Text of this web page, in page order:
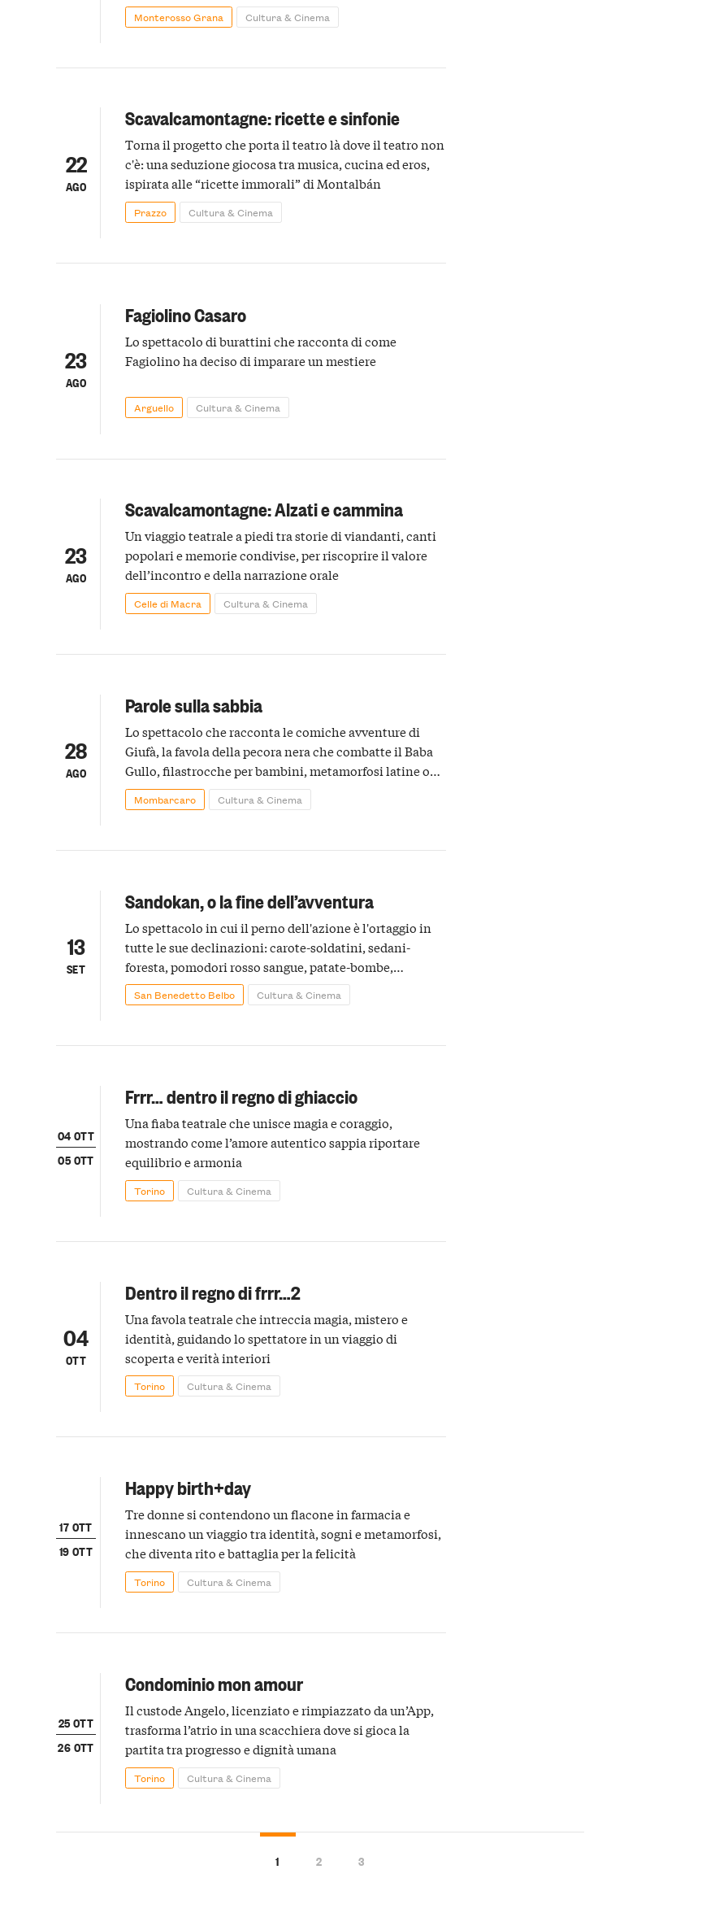
Monterosso Grana Cultura & Cinema
22
AGO
Scavalcamontagne: ricette e sinfonie
Torna il progetto che porta il teatro là dove il teatro non
c'è: una seduzione giocosa tra musica, cucina ed eros,
ispirata alle “ricette immorali” di Montalbán
Prazzo Cultura & Cinema
23
AGO
Fagiolino Casaro
Lo spettacolo di burattini che racconta di come
Fagiolino ha deciso di imparare un mestiere
Arguello Cultura & Cinema
23
AGO
Scavalcamontagne: Alzati e cammina
Un viaggio teatrale a piedi tra storie di viandanti, canti
popolari e memorie condivise, per riscoprire il valore
dell’incontro e della narrazione orale
Celle di Macra Cultura & Cinema
28
AGO
Parole sulla sabbia
Lo spettacolo che racconta le comiche avventure di
Giufà, la favola della pecora nera che combatte il Baba
Gullo, filastrocche per bambini, metamorfosi latine o
miti orientali
Mombarcaro Cultura & Cinema
13
SET
Sandokan, o la fine dell’avventura
Lo spettacolo in cui il perno dell'azione è l'ortaggio in
tutte le sue declinazioni: carote-soldatini, sedani-
foresta, pomodori rosso sangue, patate-bombe,
prezzemolo ornamentale.
San Benedetto Belbo Cultura & Cinema
04 OTT
05 OTT
Frrr… dentro il regno di ghiaccio
Una fiaba teatrale che unisce magia e coraggio,
mostrando come l’amore autentico sappia riportare
equilibrio e armonia
Torino Cultura & Cinema
04
OTT
Dentro il regno di frrr…2
Una favola teatrale che intreccia magia, mistero e
identità, guidando lo spettatore in un viaggio di
scoperta e verità interiori
Torino Cultura & Cinema
17 OTT
19 OTT
Happy birth+day
Tre donne si contendono un flacone in farmacia e
innescano un viaggio tra identità, sogni e metamorfosi,
che diventa rito e battaglia per la felicità
Torino Cultura & Cinema
25 OTT
26 OTT
Condominio mon amour
Il custode Angelo, licenziato e rimpiazzato da un’App,
trasforma l’atrio in una scacchiera dove si gioca la
partita tra progresso e dignità umana
Torino Cultura & Cinema
1 2 3